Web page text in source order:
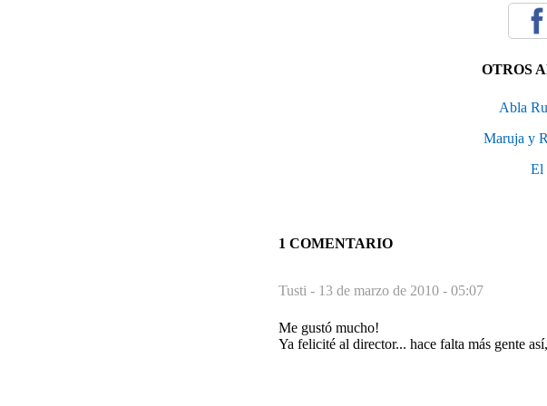
OTROS
Abla
Maruja y
El
1 COMENTARIO
Tusti - 13 de marzo de 2010 - 05:07
Me gustó mucho!
Ya felicité al director... hace falta más gente